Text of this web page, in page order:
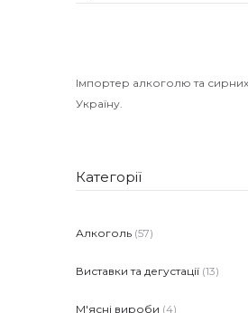
Імпортер алкоголю та сирних
Україну.
Категорії
Алкоголь (57)
Виставки та дегустації (13)
М'ясні вироби (4)